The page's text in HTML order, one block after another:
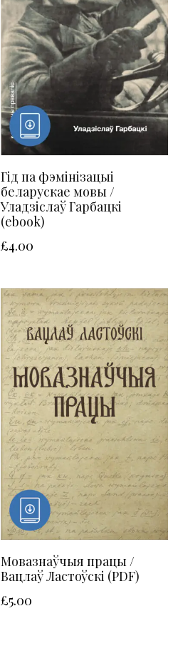
Гід па фэмінізацыі
беларускае мовы /
Уладзіслаў Гарбацкі
(ebook)
£4.00
Мовазнаўчыя працы /
Вацлаў Ластоўскі (PDF)
£5.00